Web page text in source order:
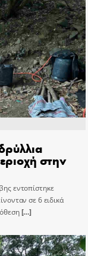
στην
εντοπίστηκε
σε 6 ειδικά
[…]